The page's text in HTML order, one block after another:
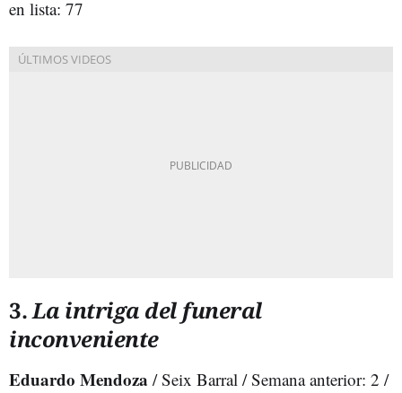
en lista: 77
3.La intriga del funeral
inconveniente
Eduardo Mendoza / Seix Barral / Semana anterior: 2 /